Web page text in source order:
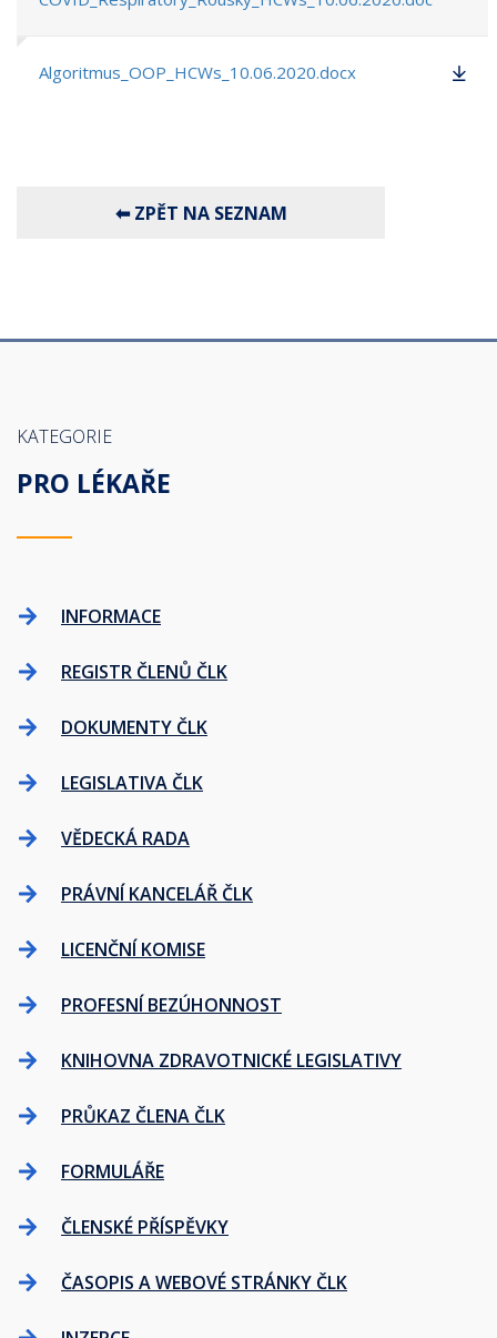
Algoritmus_OOP_HCWs_10.06.2020.docx
KATEGORIE
PRO LÉKAŘE
INFORMACE
REGISTR ČLENŮ ČLK
DOKUMENTY ČLK
LEGISLATIVA ČLK
VĚDECKÁ RADA
PRÁVNÍ KANCELÁŘ ČLK
LICENČNÍ KOMISE
PROFESNÍ BEZÚHONNOST
KNIHOVNA ZDRAVOTNICKÉ LEGISLATIVY
PRŮKAZ ČLENA ČLK
FORMULÁŘE
ČLENSKÉ PŘÍSPĚVKY
ČASOPIS A WEBOVÉ STRÁNKY ČLK